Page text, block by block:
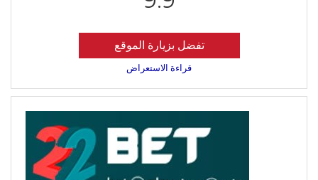
تفضل بزيارة الموقع
قراءة الاستعراض